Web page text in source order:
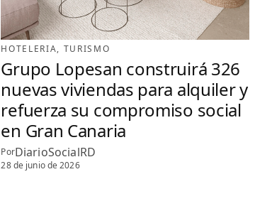
HOTELERIA, TURISMO
Grupo Lopesan construirá 326
nuevas viviendas para alquiler y
refuerza su compromiso social
en Gran Canaria
PorDiarioSocialRD
28 de junio de 2026